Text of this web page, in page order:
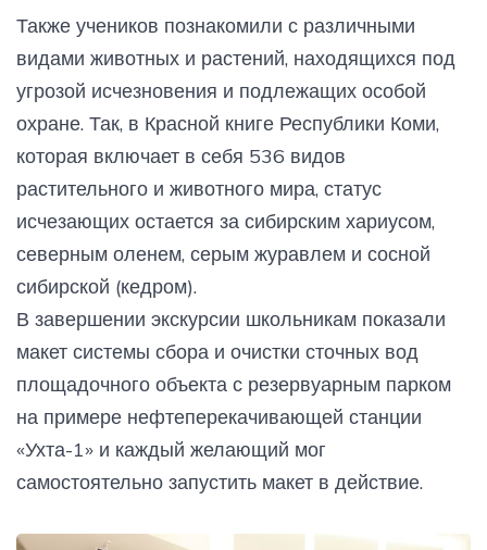
Также учеников познакомили с различными
видами животных и растений, находящихся под
угрозой исчезновения и подлежащих особой
охране. Так, в Красной книге Республики Коми,
которая включает в себя 536 видов
растительного и животного мира, статус
исчезающих остается за сибирским хариусом,
северным оленем, серым журавлем и сосной
сибирской (кедром).
В завершении экскурсии школьникам показали
макет системы сбора и очистки сточных вод
площадочного объекта с резервуарным парком
на примере нефтеперекачивающей станции
«Ухта-1» и каждый желающий мог
самостоятельно запустить макет в действие.